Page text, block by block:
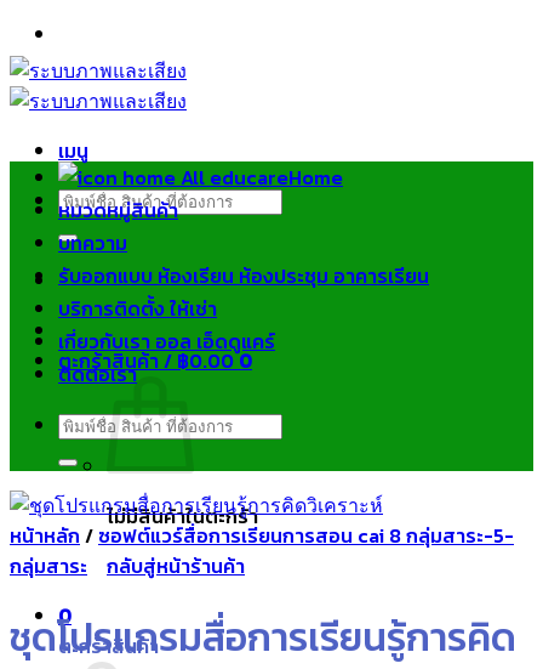
ข้าม
ไป
ยัง
เมนู
ค้นหา:
ตะกร้าสินค้า /฿0.000
ไม่มีสินค้าในตะกร้า
กลับสู่หน้าร้านค้า
0
ตะกร้าสินค้า
Home
หมวดหมู่สินค้า
บทความ
รับออกแบบ ห้องเรียน ห้องประชุม อาคารเรียน
บริการติดตั้ง ให้เช่า
เกี่ยวกับเรา ออล เอ็ดดูแคร์
ติดต่อเรา
ค้นหา:
หน้าหลัก / ซอฟต์แวร์สื่อการเรียนการสอน cai 8 กลุ่มสาระ-5-
กลุ่มสาระ
ชุดโปรแกรมสื่อการเรียนรู้การคิด